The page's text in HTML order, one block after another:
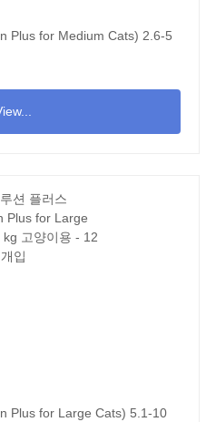
Plus for Medium Cats) 2.6-5
Plus for Large Cats) 5.1-10